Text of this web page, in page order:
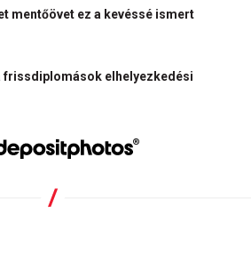
mentőövet ez a kevéssé ismert
frissdiplomások elhelyezkedési